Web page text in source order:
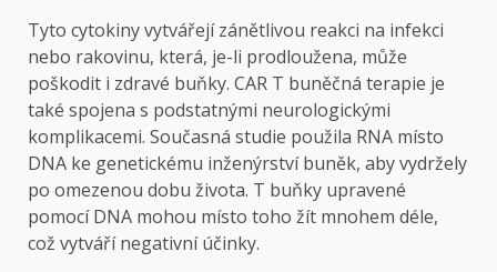
Tyto cytokiny vytvářejí zánětlivou reakci na infekci
nebo rakovinu, která, je-li prodloužena, může
poškodit i zdravé buňky. CAR T buněčná terapie je
také spojena s podstatnými neurologickými
komplikacemi. Současná studie použila RNA místo
DNA ke genetickému inženýrství buněk, aby vydržely
po omezenou dobu života. T buňky upravené
pomocí DNA mohou místo toho žít mnohem déle,
což vytváří negativní účinky.